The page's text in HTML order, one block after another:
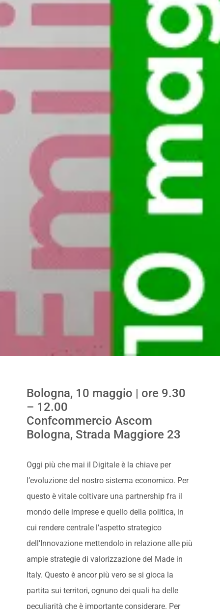
Bologna, 10 maggio | ore 9.30
– 12.00
Confcommercio Ascom
Bologna, Strada Maggiore 23
Oggi più che mai il Digitale è la chiave per
l’evoluzione del nostro sistema economico. Per
questo è vitale coltivare una partnership fra il
mondo delle imprese e quello della politica, in
cui rendere centrale l’aspetto strategico
dell’Innovazione mettendolo in relazione alle più
ampie strategie di valorizzazione del Made in
Italy. Questo è ancor più vero se si gioca la
partita sui territori, ognuno dei quali ha delle
peculiarità che è importante considerare. Per